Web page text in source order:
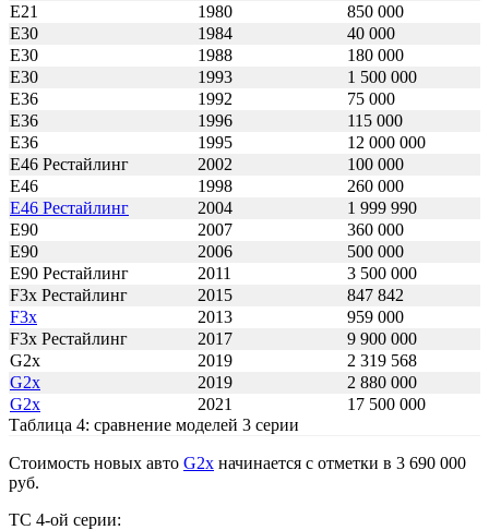
E21
1980
850 000
E30
1984
40 000
E30
1988
180 000
E30
1993
1 500 000
E36
1992
75 000
E36
1996
115 000
E36
1995
12 000 000
E46 Рестайлинг
2002
100 000
E46
1998
260 000
E46 Рестайлинг
2004
1 999 990
E90
2007
360 000
E90
2006
500 000
E90 Рестайлинг
2011
3 500 000
F3х Рестайлинг
2015
847 842
F3х
2013
959 000
F3х Рестайлинг
2017
9 900 000
G2x
2019
2 319 568
G2x
2019
2 880 000
G2x
2021
17 500 000
Таблица 4: сравнение моделей 3 серии
Стоимость новых авто G2x начинается с отметки в 3 690 000
руб.
ТС 4-ой серии: